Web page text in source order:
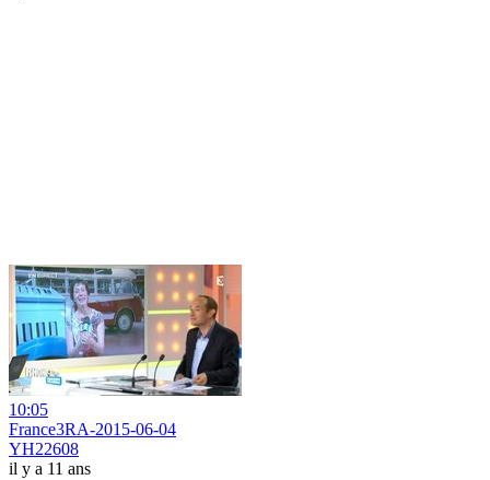
10:05
France3RA-2015-06-04
YH22608
il y a 11 ans